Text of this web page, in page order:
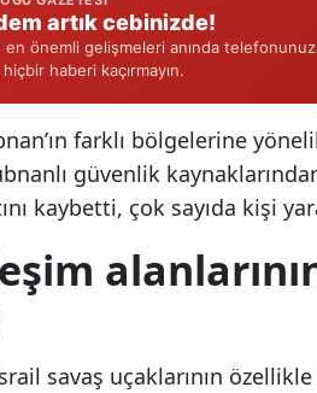
Hakkari
Hatay
Isparta
İstanbul
artık cebinizde!
en önemli gelişmeleri anında
hiçbir haberi kaçırmayın.
farklı bölgelerine
güvenlik
kaybetti, çok sayıda kişi
savaş uçaklarının